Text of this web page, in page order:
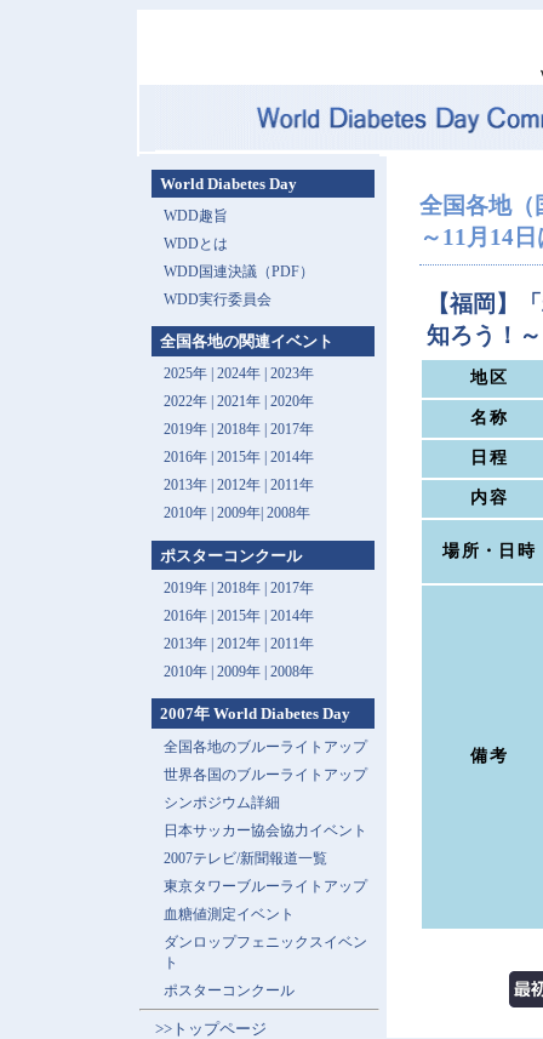
全国各地（
～11月14
【福岡】
知ろう！～
地区
名称
日程
内容
場所・日時
備考
World Diabetes Day
WDD趣旨
WDDとは
WDD国連決議（PDF）
WDD実行委員会
全国各地の関連イベント
2025年| 2024年| 2023年
2022年| 2021年| 2020年
2019年| 2018年| 2017年
2016年| 2015年| 2014年
2013年 | 2012年| 2011年
2010年| 2009年| 2008年
ポスターコンクール
2019年 | 2018年 | 2017年
2016年 | 2015年 | 2014年
2013年 | 2012年 | 2011年
2010年 | 2009年 | 2008年
2007年 World Diabetes Day
全国各地のブルーライトアップ
世界各国のブルーライトアップ
シンポジウム詳細
日本サッカー協会協力イベント
2007テレビ/新聞報道一覧
東京タワーブルーライトアップ
血糖値測定イベント
ダンロップフェニックスイベン
ト
ポスターコンクール
>>トップページ